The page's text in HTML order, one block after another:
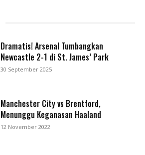
Dramatis! Arsenal Tumbangkan
Newcastle 2-1 di St. James’ Park
30 September 2025
Manchester City vs Brentford,
Menunggu Keganasan Haaland
12 November 2022